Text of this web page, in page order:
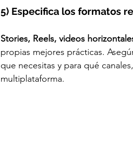
5) Especifica los formatos
Stories, Reels, videos
propias mejores prácticas.
que necesitas y para qué
multiplataforma.